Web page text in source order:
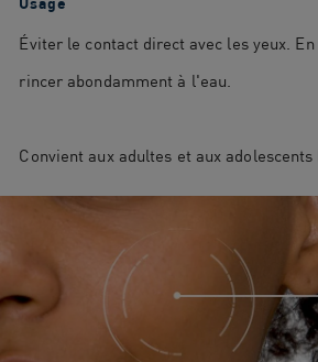
Éviter le contact direct avec les yeux. En
rincer abondamment à l'eau.
Convient aux adultes et aux adolescents